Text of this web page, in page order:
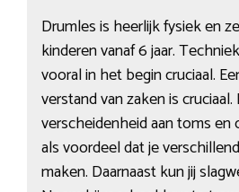
Drumles is heerlijk fysiek en
kinderen vanaf 6 jaar.
vooral in het begin cruciaal.
verstand van zaken is cruciaal.
verscheidenheid aan toms
als voordeel dat je
maken. Daarnaast kun jij